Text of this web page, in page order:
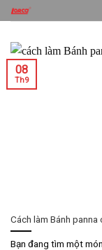
Skip
to
content
Cách làm Bánh
Bạn đang tìm một
08
Th9